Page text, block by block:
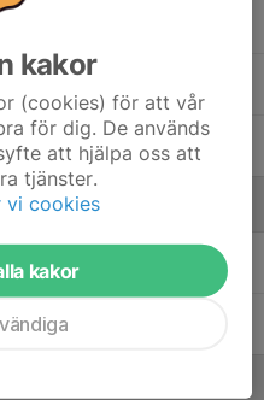
kakor
(cookies) för att vår
för dig. De används
att hjälpa oss att
tjänster.
vi cookies
kakor